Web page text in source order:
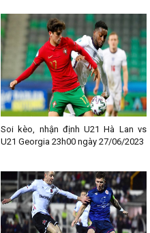
Soi kèo, nhận định U21 Hà Lan vs
U21 Georgia 23h00 ngày 27/06/2023